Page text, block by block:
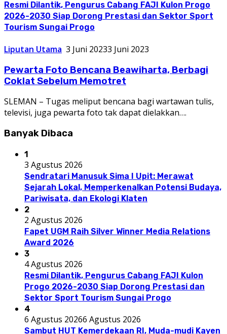
Resmi Dilantik, Pengurus Cabang FAJI Kulon Progo
2026-2030 Siap Dorong Prestasi dan Sektor Sport
Tourism Sungai Progo
Liputan Utama 3 Juni 20233 Juni 2023
Pewarta Foto Bencana Beawiharta, Berbagi
Coklat Sebelum Memotret
SLEMAN – Tugas meliput bencana bagi wartawan tulis,
televisi, juga pewarta foto tak dapat dielakkan….
Banyak Dibaca
1
3 Agustus 2026
Sendratari Manusuk Sima I Upit: Merawat
Sejarah Lokal, Memperkenalkan Potensi Budaya,
Pariwisata, dan Ekologi Klaten
2
2 Agustus 2026
Fapet UGM Raih Silver Winner Media Relations
Award 2026
3
4 Agustus 2026
Resmi Dilantik, Pengurus Cabang FAJI Kulon
Progo 2026-2030 Siap Dorong Prestasi dan
Sektor Sport Tourism Sungai Progo
4
6 Agustus 20266 Agustus 2026
Sambut HUT Kemerdekaan RI, Muda-mudi Kayen